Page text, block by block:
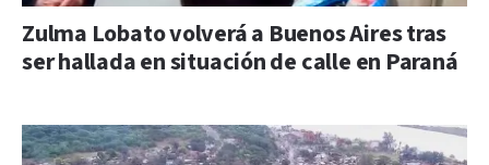
Zulma Lobato volverá a Buenos Aires tras
ser hallada en situación de calle en Paraná